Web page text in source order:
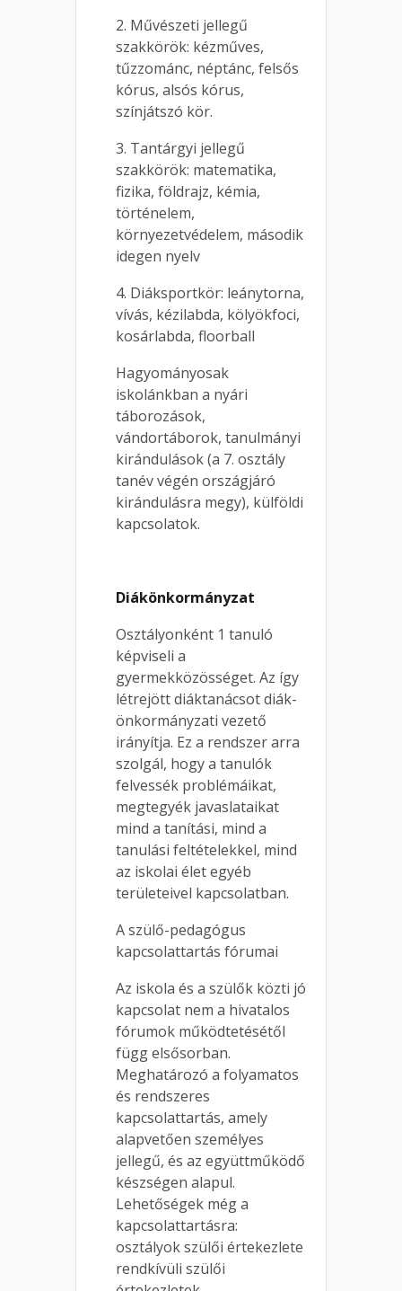
2. Művészeti jellegű
szakkörök: kézműves,
tűzzománc, néptánc, felsős
kórus, alsós kórus,
színjátszó kör.
3. Tantárgyi jellegű
szakkörök: matematika,
fizika, földrajz, kémia,
történelem,
környezetvédelem, második
idegen nyelv
4. Diáksportkör: leánytorna,
vívás, kézilabda, kölyökfoci,
kosárlabda, floorball
Hagyományosak
iskolánkban a nyári
táborozások,
vándortáborok, tanulmányi
kirándulások (a 7. osztály
tanév végén országjáró
kirándulásra megy), külföldi
kapcsolatok.
Diákönkormányzat
Osztályonként 1 tanuló
képviseli a
gyermekközösséget. Az így
létrejött diáktanácsot diák-
önkormányzati vezető
irányítja. Ez a rendszer arra
szolgál, hogy a tanulók
felvessék problémáikat,
megtegyék javaslataikat
mind a tanítási, mind a
tanulási feltételekkel, mind
az iskolai élet egyéb
területeivel kapcsolatban.
A szülő-pedagógus
kapcsolattartás fórumai
Az iskola és a szülők közti jó
kapcsolat nem a hivatalos
fórumok működtetésétől
függ elsősorban.
Meghatározó a folyamatos
és rendszeres
kapcsolattartás, amely
alapvetően személyes
jellegű, és az együttműködő
készségen alapul.
Lehetőségek még a
kapcsolattartásra:
osztályok szülői értekezlete
rendkívüli szülői